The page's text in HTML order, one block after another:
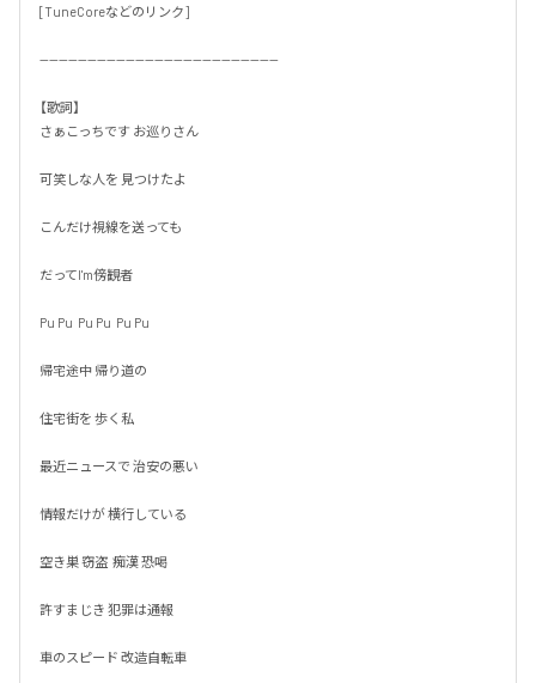
[TuneCoreなどのリンク]
--------------------------------------------------
【歌詞】
さぁこっちです お巡りさん
可笑しな人を 見つけたよ
こんだけ視線を送っても
だってI'm傍観者
Pu Pu  Pu Pu  Pu Pu
帰宅途中 帰り道の
住宅街を 歩く私
最近ニュースで 治安の悪い
情報だけが 横行している
空き巣 窃盗  痴漢 恐喝
許すまじき 犯罪は通報
車のスピード 改造自転車